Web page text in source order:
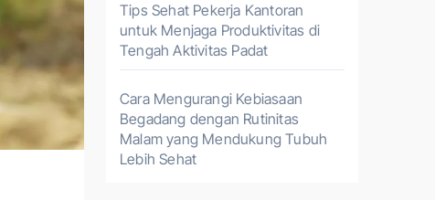
Tips Sehat Pekerja Kantoran
untuk Menjaga Produktivitas di
Tengah Aktivitas Padat
Cara Mengurangi Kebiasaan
Begadang dengan Rutinitas
Malam yang Mendukung Tubuh
Lebih Sehat